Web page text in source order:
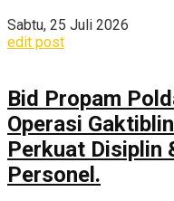
Sabtu, 25 Juli 2026
edit post
Bid Propam
Operasi
Perkuat Disiplin
Personel.